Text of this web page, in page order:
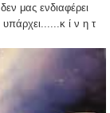
μας ενδιαφέρει
ί ν η τ